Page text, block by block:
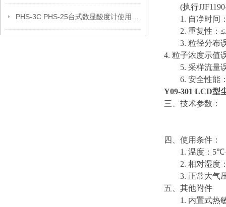
(执行
1. 自净时间
2. 重复性：
3. 粒径分布
4. 粒子浓度示值
5. 采样流量
6. 安全性能
Y09-301 LCD型
三、技术参数：
四、使用条件：
1. 温度：
2. 相对湿度
3. 正常大气
五、其他附件
1. 内置式热